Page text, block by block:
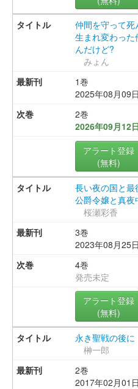
仲間を守って
生まれ変わっ
んだけど?
みょん
1巻
2025年08月09
2巻
2026年09月12
アラート登録
(無料)
長い夜の国と
公爵令嬢と真夜
桜瀬彩香
3巻
2023年08月25
4巻
発売未定
アラート登録
(無料)
永き聖戦の後に
榊一郎
2巻
2017年02月01